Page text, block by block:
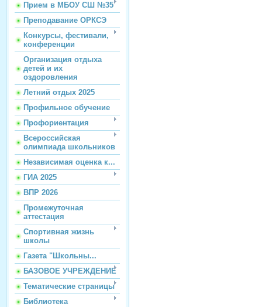
Прием в МБОУ СШ №35
Преподавание ОРКСЭ
Конкурсы, фестивали,
конференции
Организация отдыха
детей и их
оздоровления
Летний отдых 2025
Профильное обучение
Профориентация
Всероссийская
олимпиада школьников
Независимая оценка к...
ГИА 2025
ВПР 2026
Промежуточная
аттестация
Спортивная жизнь
школы
Газета "Школьны...
БАЗОВОЕ УЧРЕЖДЕНИЕ
Тематические страницы
Библиотека